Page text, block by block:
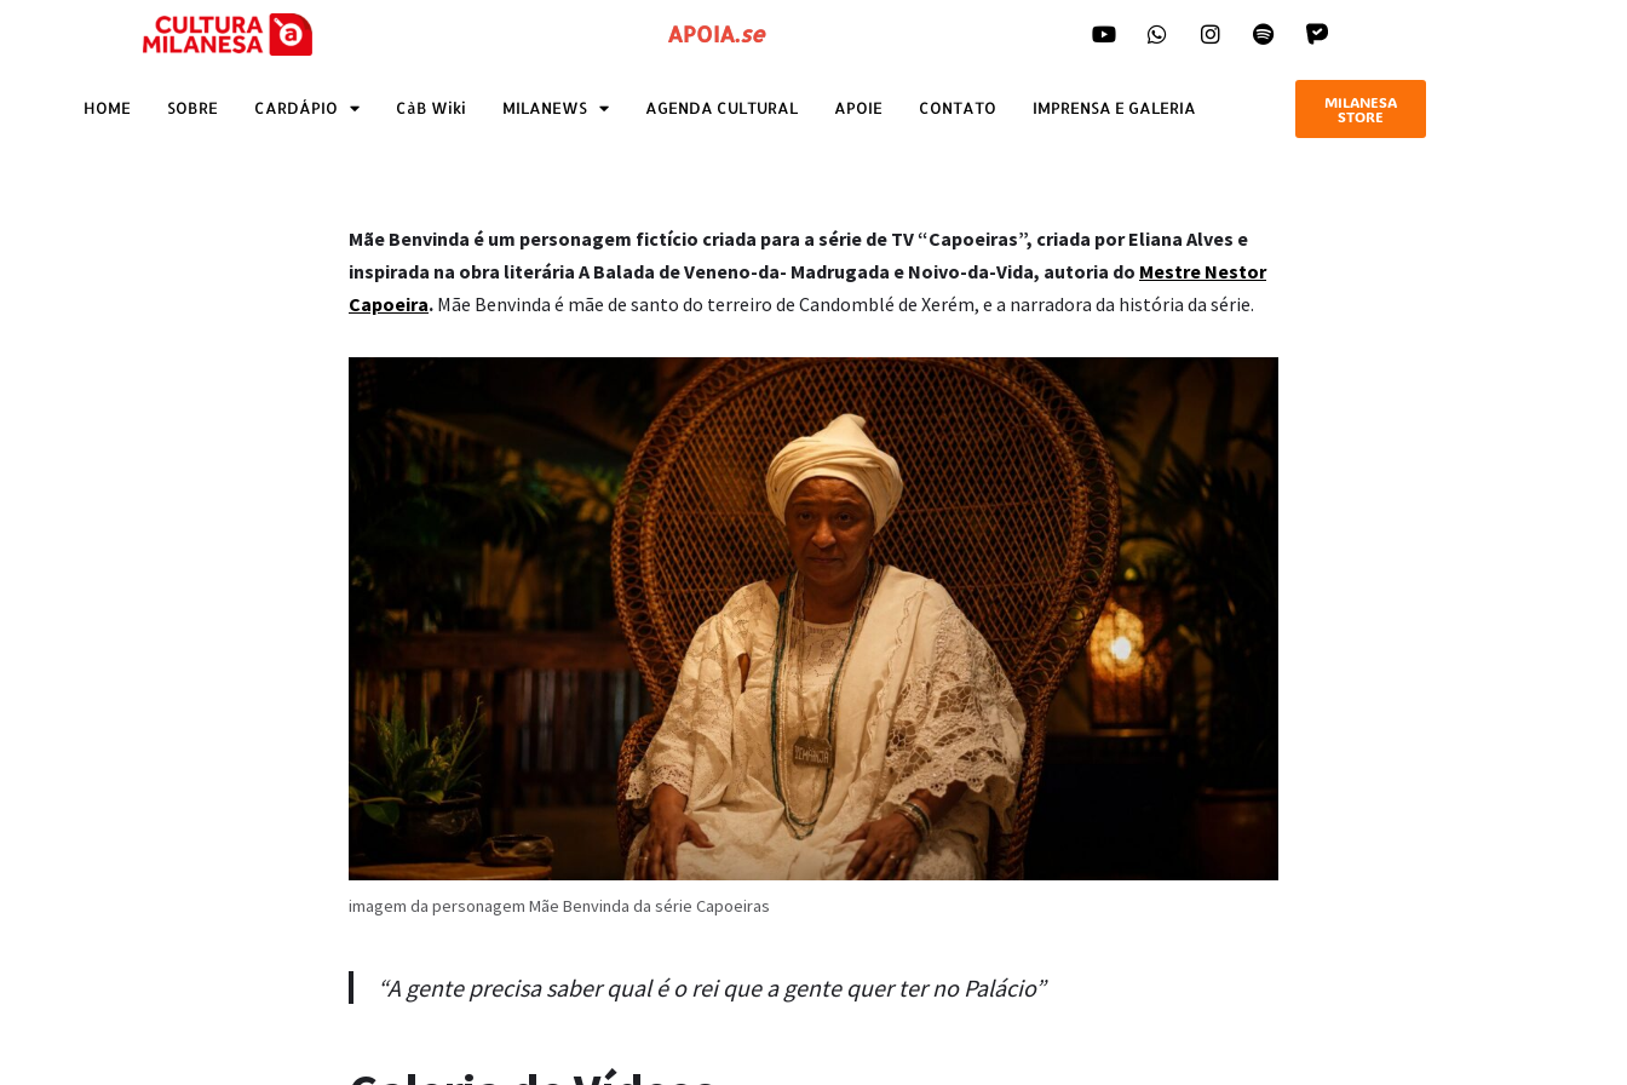
APOIA.se
HOME SOBRE CARDÁPIO CàB Wiki MILANEWS AGENDA CULTURAL APOIE CONTATO IMPRENSA E GALERIA MILANESA
STORE
Mãe Benvinda é um personagem fictício criada para a série de TV“Capoeiras”, criada por Eliana Alves e
inspirada na obra literária A Balada de Veneno-da- Madrugada e Noivo-da-Vida, autoria do Mestre Nestor
Capoeira. Mãe Benvinda é mãe de santo do terreiro de Candomblé de Xerém, e a narradora da história da série.
imagem da personagem Mãe Benvinda da série Capoeiras
“A gente precisa saber qual é o rei que a gente quer ter no Palácio”